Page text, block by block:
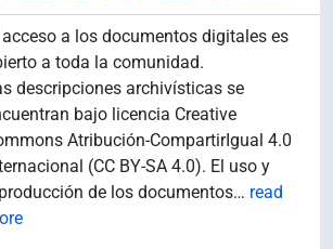
acceso a los documentos digitales es
a toda la comunidad.
descripciones archivísticas se
bajo licencia Creative
Atribución-CompartirIgual 4.0
(CC BY-SA 4.0). El uso y
de los documentos… read